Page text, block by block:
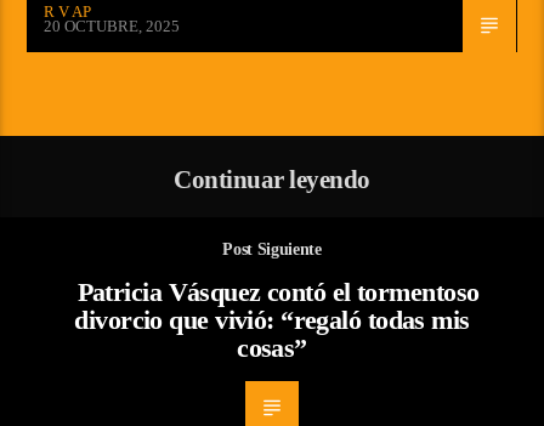
R V AP
20 OCTUBRE, 2025
Continuar leyendo
Post Siguiente
Patricia Vásquez contó el tormentoso
divorcio que vivió: “regaló todas mis
cosas”